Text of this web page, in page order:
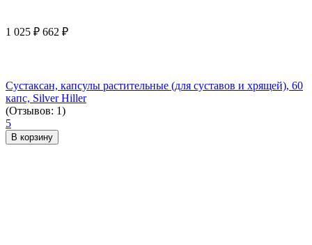
1 025 ₽ 662 ₽
Сустаксан, капсулы растительные (для суставов и хрящей), 60
капс, Silver Hiller
(Отзывов: 1)
5
В корзину